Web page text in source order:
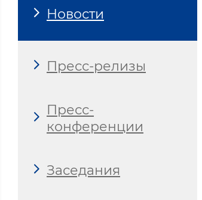
Новости
Пресс-релизы
Пресс-
конференции
Заседания